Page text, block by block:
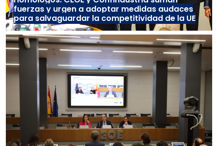
fuerzas y urgen a adoptar medidas audaces
para salvaguardar la competitividad de la UE